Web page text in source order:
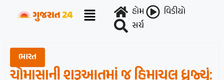
હોમ
વિડીયો
સર્ચ
ભારત